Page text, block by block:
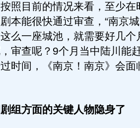
照目前的情况来看，至少在
本能很快通过审查，“南京
么一座城池，就需要好几个
审查呢？9个月当中陆川能
时间，《南京！南京》会面
组方面的关键人物隐身了